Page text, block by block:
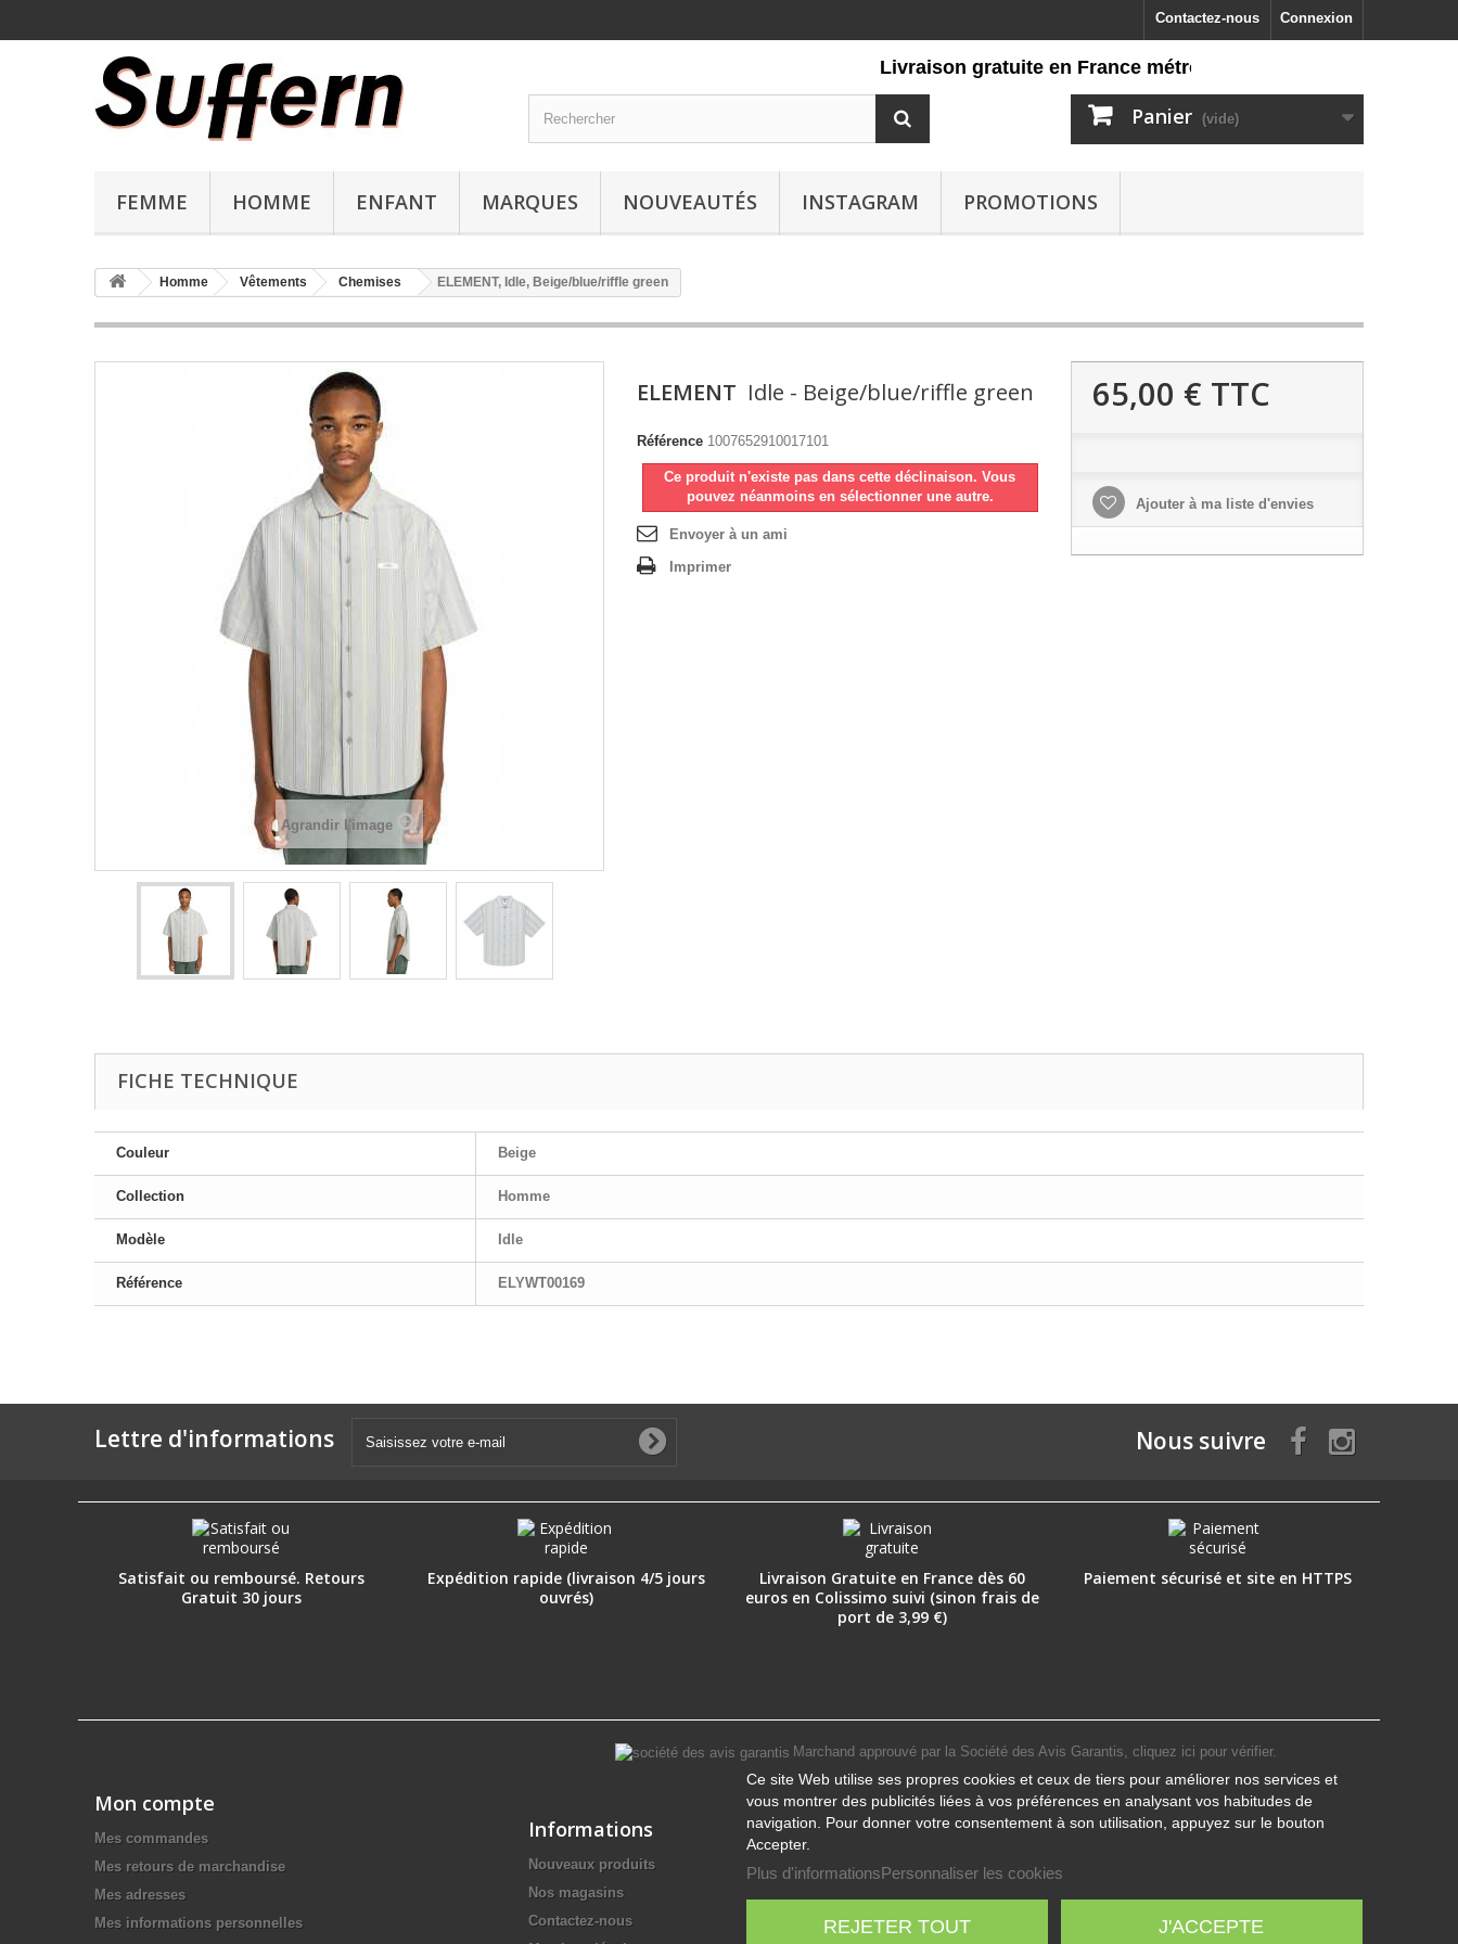
Connexion
Contactez-nous
Panier (vide)
FEMME HOMME ENFANT MARQUES NOUVEAUTÉS INSTAGRAM PROMOTIONS
Livraison gratuite en France métropolitaine dès 60 euros
Homme Vêtements Chemises ELEMENT, Idle, Beige/blue/riffle green
Agrandir l'image
ELEMENT Idle - Beige/blue/riffle green
Référence 1007652910017101
Ce produit n'existe pas dans cette déclinaison. Vous
pouvez néanmoins en sélectionner une autre.
Envoyer à un ami
Imprimer
65,00 € TTC
Ajouter à ma liste d'envies
FICHE TECHNIQUE
Couleur Beige
Collection Homme
Modèle Idle
Référence ELYWT00169
Lettre d'informations Nous suivre
Satisfait ou remboursé. Retours
Gratuit 30 jours
Expédition rapide (livraison 4/5 jours
ouvrés)
Livraison Gratuite en France dès 60
euros en Colissimo suivi (sinon frais de
port de 3,99 €)
Paiement sécurisé et site en HTTPS
Mon compte
Mes commandes
Mes retours de marchandise
Mes adresses
Mes informations personnelles
Marchand approuvé par la Société des Avis Garantis, cliquez ici pour vérifier.
Informations
Nouveaux produits
Nos magasins
Contactez-nous
Ce site Web utilise ses propres cookies et ceux de tiers pour améliorer nos services et
vous montrer des publicités liées à vos préférences en analysant vos habitudes de
navigation. Pour donner votre consentement à son utilisation, appuyez sur le bouton
Accepter.
Plus d'informationsPersonnaliser les cookies
REJETER TOUT J'ACCEPTE